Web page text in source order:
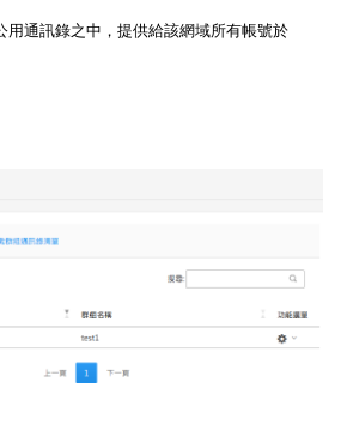
用通訊錄之中，提供給該網域所有帳號於